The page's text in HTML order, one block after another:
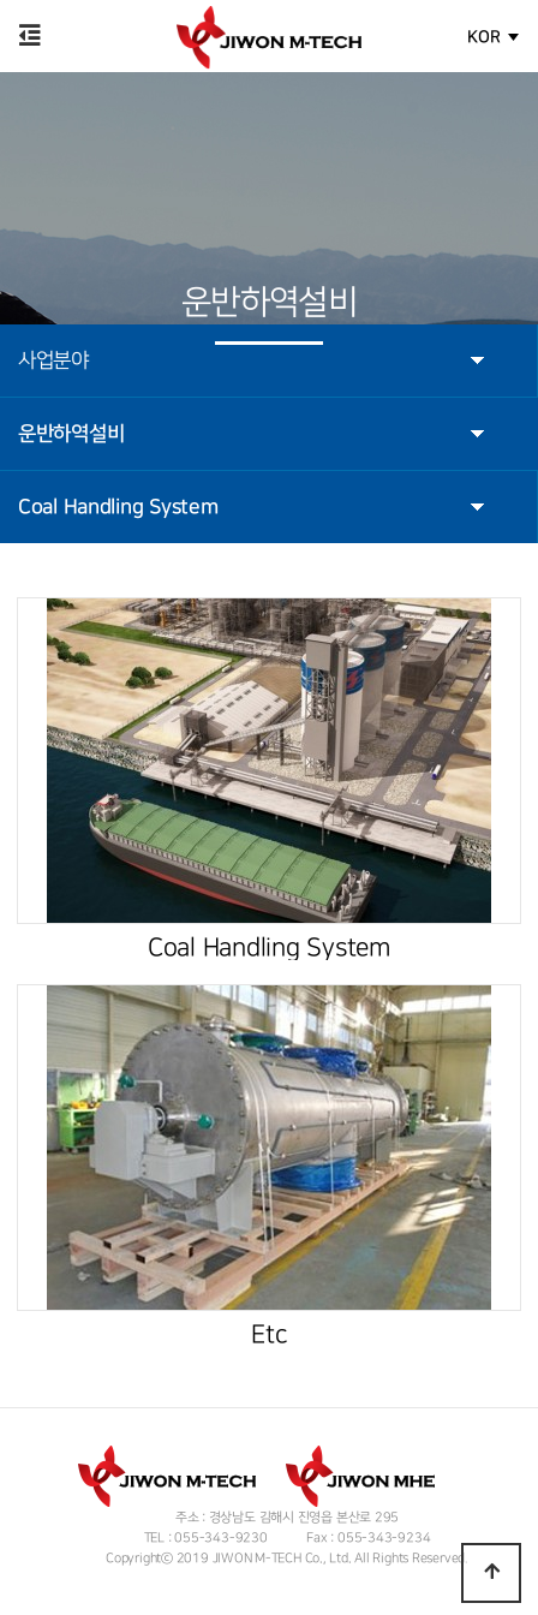
KOR
사업분야
운반하역설비
Coal Handling System
운반하역설비
Coal Handling System
Etc
주소 : 경상남도 김해시 진영읍 본산로 295
TEL : 055-343-9230
Fax : 055-343-9234
Copyrightⓒ 2019 JIWON M-TECH Co., Ltd. All Rights Reserved.